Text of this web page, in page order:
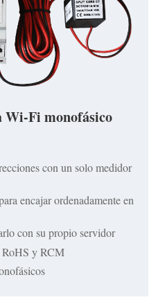
Wi-Fi monofásico
con un solo medidor
encajar ordenadamente en
con su propio servidor
y RCM